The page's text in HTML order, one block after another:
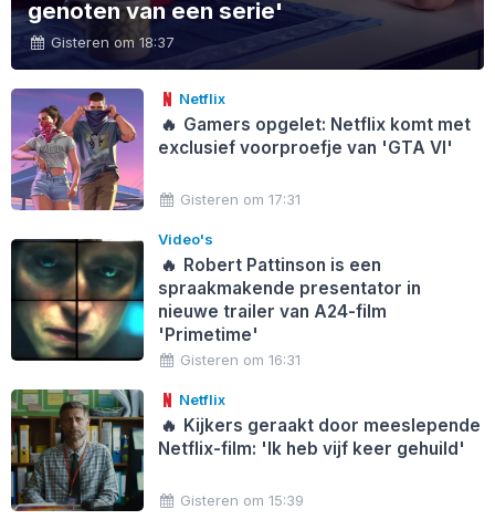
genoten van een serie'
Gisteren om 18:37
Netflix
🔥 Gamers opgelet: Netflix komt met
exclusief voorproefje van 'GTA VI'
Gisteren om 17:31
Video's
🔥 Robert Pattinson is een
spraakmakende presentator in
nieuwe trailer van A24-film
'Primetime'
Gisteren om 16:31
Netflix
🔥 Kijkers geraakt door meeslepende
Netflix-film: 'Ik heb vijf keer gehuild'
Gisteren om 15:39